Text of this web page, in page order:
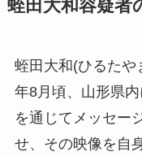
蛭田大和容疑者
蛭田大和(ひるたや
年8月頃、山形県
を通じてメッセー
せ、その映像を自